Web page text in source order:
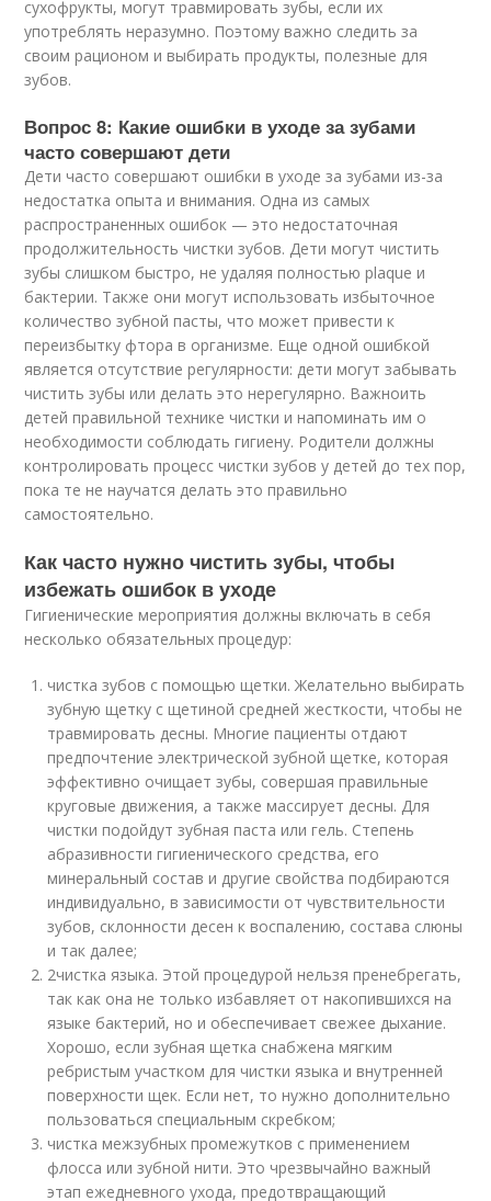
сухофрукты, могут травмировать зубы, если их
употреблять неразумно. Поэтому важно следить за
своим рационом и выбирать продукты, полезные для
зубов.
Вопрос 8: Какие ошибки в уходе за зубами
часто совершают дети
Дети часто совершают ошибки в уходе за зубами из-за
недостатка опыта и внимания. Одна из самых
распространенных ошибок — это недостаточная
продолжительность чистки зубов. Дети могут чистить
зубы слишком быстро, не удаляя полностью plaque и
бактерии. Также они могут использовать избыточное
количество зубной пасты, что может привести к
переизбытку фтора в организме. Еще одной ошибкой
является отсутствие регулярности: дети могут забывать
чистить зубы или делать это нерегулярно. Важноить
детей правильной технике чистки и напоминать им о
необходимости соблюдать гигиену. Родители должны
контролировать процесс чистки зубов у детей до тех пор,
пока те не научатся делать это правильно
самостоятельно.
Как часто нужно чистить зубы, чтобы
избежать ошибок в уходе
Гигиенические мероприятия должны включать в себя
несколько обязательных процедур:
чистка зубов с помощью щетки. Желательно выбирать
зубную щетку с щетиной средней жесткости, чтобы не
травмировать десны. Многие пациенты отдают
предпочтение электрической зубной щетке, которая
эффективно очищает зубы, совершая правильные
круговые движения, а также массирует десны. Для
чистки подойдут зубная паста или гель. Степень
абразивности гигиенического средства, его
минеральный состав и другие свойства подбираются
индивидуально, в зависимости от чувствительности
зубов, склонности десен к воспалению, состава слюны
и так далее;
2чистка языка. Этой процедурой нельзя пренебрегать,
так как она не только избавляет от накопившихся на
языке бактерий, но и обеспечивает свежее дыхание.
Хорошо, если зубная щетка снабжена мягким
ребристым участком для чистки языка и внутренней
поверхности щек. Если нет, то нужно дополнительно
пользоваться специальным скребком;
чистка межзубных промежутков с применением
флосса или зубной нити. Это чрезвычайно важный
этап ежедневного ухода, предотвращающий